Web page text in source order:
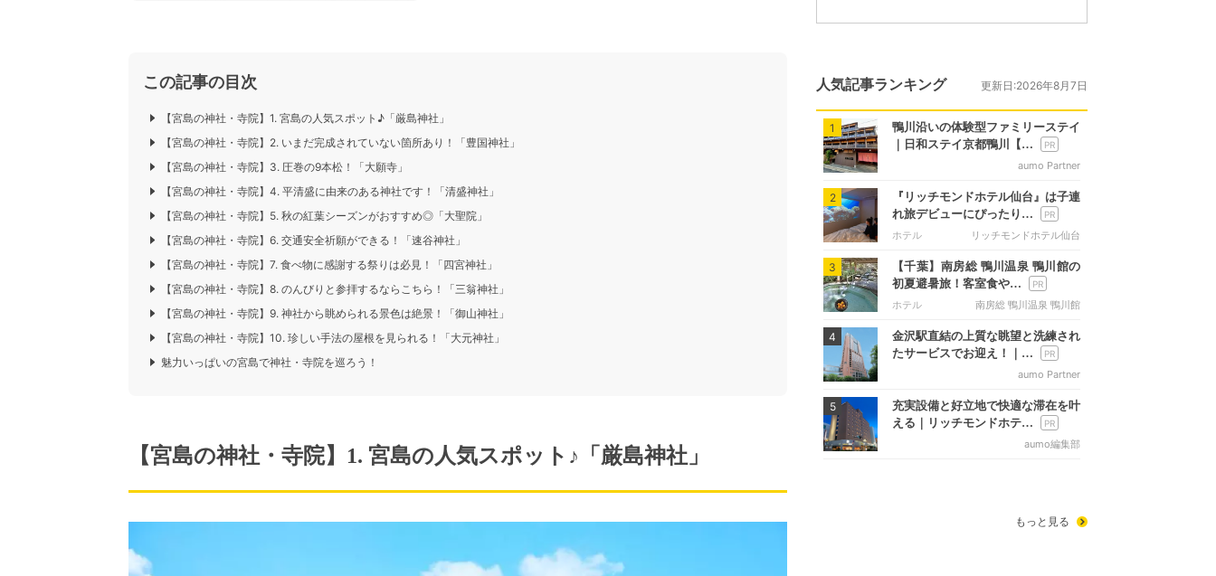
この記事の目次
【宮島の神社・寺院】1. 宮島の人気スポット♪「厳島神社」
【宮島の神社・寺院】2. いまだ完成されていない箇所あり！「豊国神社」
【宮島の神社・寺院】3. 圧巻の9本松！「大願寺」
【宮島の神社・寺院】4. 平清盛に由来のある神社です！「清盛神社」
【宮島の神社・寺院】5. 秋の紅葉シーズンがおすすめ◎「大聖院」
【宮島の神社・寺院】6. 交通安全祈願ができる！「速谷神社」
【宮島の神社・寺院】7. 食べ物に感謝する祭りは必見！「四宮神社」
【宮島の神社・寺院】8. のんびりと参拝するならこちら！「三翁神社」
【宮島の神社・寺院】9. 神社から眺められる景色は絶景！「御山神社」
【宮島の神社・寺院】10. 珍しい手法の屋根を見られる！「大元神社」
魅力いっぱいの宮島で神社・寺院を巡ろう！
【宮島の神社・寺院】1. 宮島の人気スポット♪「厳島神社」
人気記事ランキング 更新日:2026年8月7日
1
鴨川沿いの体験型ファミリーステイ
｜日和ステイ京都鴨川【…
aumo Partner
2
『リッチモンドホテル仙台』は子連
れ旅デビューにぴったり…
ホテル リッチモンドホテル仙台
3
【千葉】南房総 鴨川温泉 鴨川館の
初夏避暑旅！客室食や…
ホテル 南房総 鴨川温泉 鴨川館
4
金沢駅直結の上質な眺望と洗練され
たサービスでお迎え！｜…
aumo Partner
5
充実設備と好立地で快適な滞在を叶
える｜リッチモンドホテ…
aumo編集部
もっと見る